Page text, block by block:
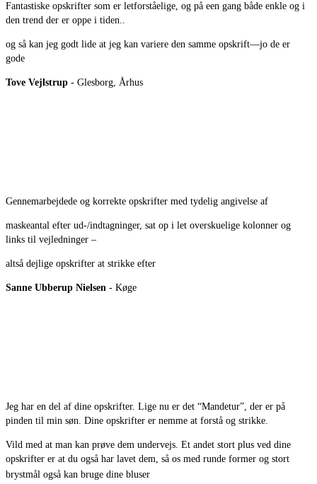
Fantastiske opskrifter som er letforståelige, og på een gang både enkle og i
den trend der er oppe i tiden..
og så kan jeg godt lide at jeg kan variere den samme opskrift—jo de er
gode
Tove Vejlstrup - Glesborg, Århus
Gennemarbejdede og korrekte opskrifter med tydelig angivelse af
maskeantal efter ud-/indtagninger, sat op i let overskuelige kolonner og
links til vejledninger –
altså dejlige opskrifter at strikke efter
Sanne Ubberup Nielsen - Køge
Jeg har en del af dine opskrifter. Lige nu er det “Mandetur”, der er på
pinden til min søn. Dine opskrifter er nemme at forstå og strikke.
Vild med at man kan prøve dem undervejs. Et andet stort plus ved dine
opskrifter er at du også har lavet dem, så os med runde former og stort
brystmål også kan bruge dine bluser